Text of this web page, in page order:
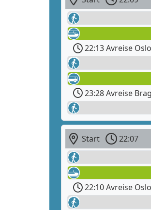
22:13 Avreise
23:28 Avreise
Start 22:07
22:10 Avreise